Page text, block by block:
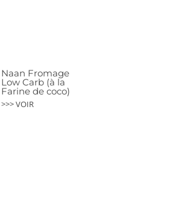
Naan Fromage
Low Carb (à la
Farine de coco)
>>> VOIR